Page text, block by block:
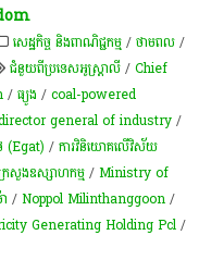
សេដ្ឋកិច្ច និងពាណិជ្ជកម្ម /ថាមពល /
ជំនួយពីប្រទេសអូស្ត្រាលី /Chief
/ធ្យូង /coal-powered
general of industry /
(Egat) /ការវិនិយោគ​លើ​វិស័យ​
រសួងឧស្សាហកម្ម /Ministry of
/Noppol Milinthanggoon /
Generating Holding Pcl /